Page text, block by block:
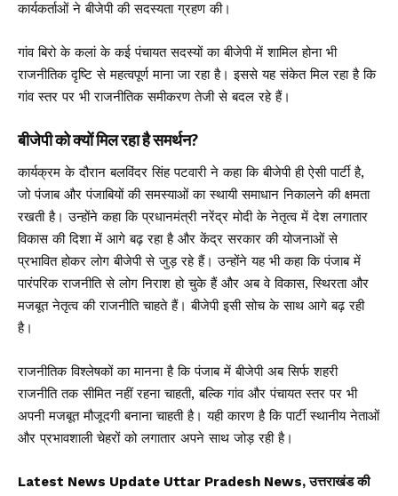
कार्यकर्ताओं ने बीजेपी की सदस्यता ग्रहण की।
गांव बिरो के कलां के कई पंचायत सदस्यों का बीजेपी में शामिल होना भी
राजनीतिक दृष्टि से महत्वपूर्ण माना जा रहा है। इससे यह संकेत मिल रहा है कि
गांव स्तर पर भी राजनीतिक समीकरण तेजी से बदल रहे हैं।
बीजेपी को क्यों मिल रहा है समर्थन?
कार्यक्रम के दौरान बलविंदर सिंह पटवारी ने कहा कि बीजेपी ही ऐसी पार्टी है,
जो पंजाब और पंजाबियों की समस्याओं का स्थायी समाधान निकालने की क्षमता
रखती है। उन्होंने कहा कि प्रधानमंत्री नरेंद्र मोदी के नेतृत्व में देश लगातार
विकास की दिशा में आगे बढ़ रहा है और केंद्र सरकार की योजनाओं से
प्रभावित होकर लोग बीजेपी से जुड़ रहे हैं। उन्होंने यह भी कहा कि पंजाब में
पारंपरिक राजनीति से लोग निराश हो चुके हैं और अब वे विकास, स्थिरता और
मजबूत नेतृत्व की राजनीति चाहते हैं। बीजेपी इसी सोच के साथ आगे बढ़ रही
है।
राजनीतिक विश्लेषकों का मानना है कि पंजाब में बीजेपी अब सिर्फ शहरी
राजनीति तक सीमित नहीं रहना चाहती, बल्कि गांव और पंचायत स्तर पर भी
अपनी मजबूत मौजूदगी बनाना चाहती है। यही कारण है कि पार्टी स्थानीय नेताओं
और प्रभावशाली चेहरों को लगातार अपने साथ जोड़ रही है।
Latest News Update Uttar Pradesh News, उत्तराखंड की